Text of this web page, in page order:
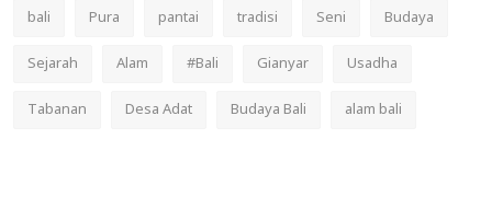
bali Pura pantai tradisi Seni
Budaya
Sejarah
Alam #Bali Gianyar
Usadha
Tabanan
Desa Adat Budaya Bali alam bali